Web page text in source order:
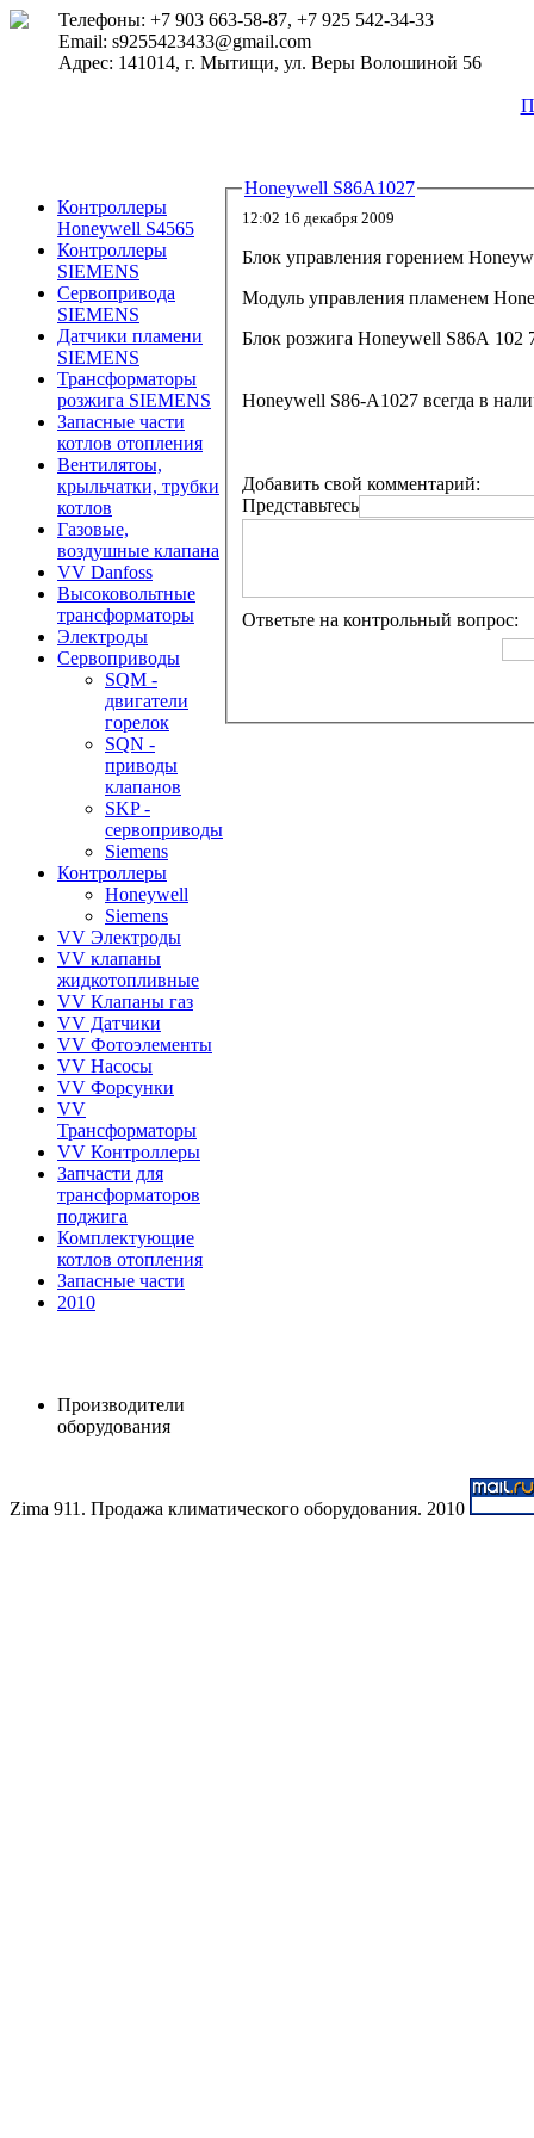
Телефоны: +7 903 663-58-87, +7 925 542-34-33
Email: s9255423433@gmail.com
Адрес: 141014, г. Мытищи, ул. Веры Волошиной 56
Контроллеры
Honeywell S4565
Контроллеры
SIEMENS
Сервопривода
SIEMENS
Датчики пламени
SIEMENS
Трансформаторы
розжига SIEMENS
Запасные части
котлов отопления
Вентилятоы,
крыльчатки, трубки
котлов
Газовые,
воздушные клапана
VV Danfoss
Высоковольтные
трансформаторы
Электроды
Сервоприводы
SQM -
двигатели
горелок
SQN -
приводы
клапанов
SKP -
сервоприводы
Siemens
Контроллеры
Honeywell
Siemens
VV Электроды
VV клапаны
жидкотопливные
VV Клапаны газ
VV Датчики
VV Фотоэлементы
VV Насосы
VV Форсунки
VV
Трансформаторы
VV Контроллеры
Запчасти для
трансформаторов
поджига
Комплектующие
котлов отопления
Запасные части
2010
Производители
оборудования
Honeywell S86A1027
12:02 16 декабря 2009
Блок управления горением
Модуль управления пламенем
Блок розжига Honeywell S86A 102
Honeywell S86-A1027 всегда в
Добавить свой комментарий:
Представьтесь
Ответьте на контрольный вопрос:
Zima 911. Продажа климатического оборудования. 2010